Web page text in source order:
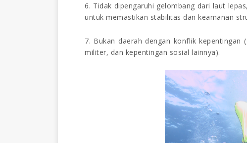
6. Tidak dipengaruhi gelombang dari laut
untuk memastikan stabilitas dan keamanan
7. Bukan daerah dengan konflik kepentingan
militer, dan kepentingan sosial lainnya).